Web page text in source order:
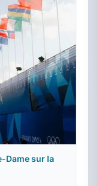
Dame sur la